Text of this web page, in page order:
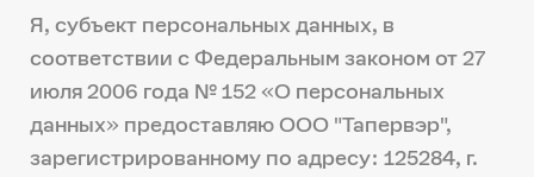
Гарантия
Я, субъект персональных данных, в
соответствии с Федеральным законом от 27
июля 2006 года № 152 «О персональных
данных» предоставляю ООО "Тапервэр",
зарегистрированному по адресу: 125284, г.